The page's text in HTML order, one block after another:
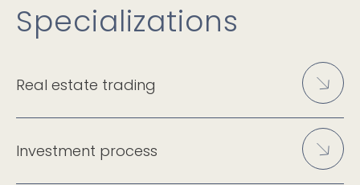
Specializations
Real estate trading
Investment process